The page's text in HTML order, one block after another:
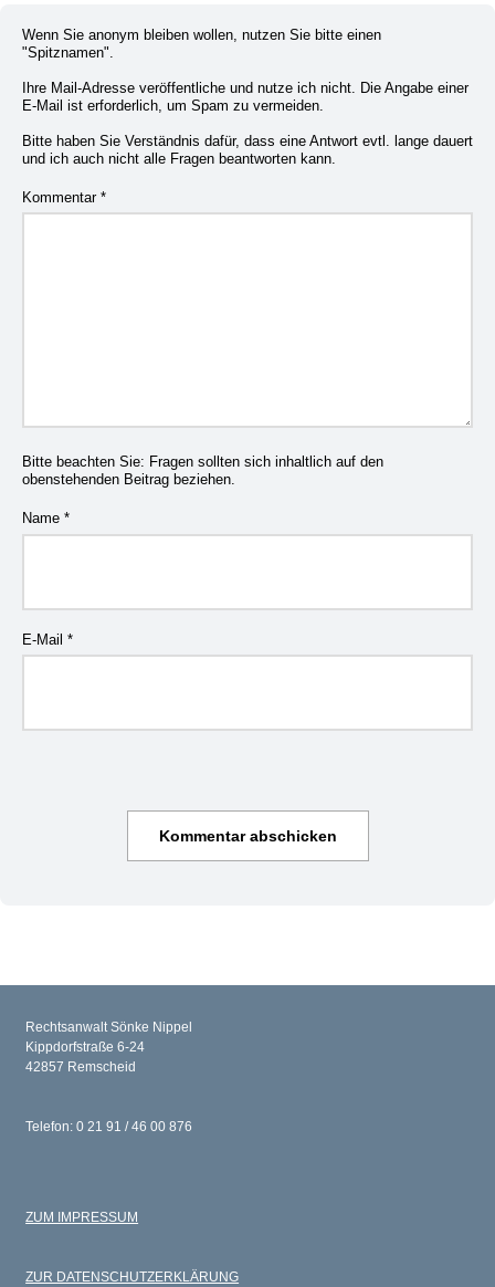
Wenn Sie anonym bleiben wollen, nutzen Sie bitte einen
"Spitznamen".
Ihre Mail-Adresse veröffentliche und nutze ich nicht. Die Angabe einer
E-Mail ist erforderlich, um Spam zu vermeiden.
Bitte haben Sie Verständnis dafür, dass eine Antwort evtl. lange dauert
und ich auch nicht alle Fragen beantworten kann.
Kommentar *
Bitte beachten Sie: Fragen sollten sich inhaltlich auf den
obenstehenden Beitrag beziehen.
Name *
E-Mail *
Rechtsanwalt Sönke Nippel
Kippdorfstraße 6-24
42857 Remscheid
Telefon: 0 21 91 / 46 00 876
ZUM IMPRESSUM
ZUR DATENSCHUTZERKLÄRUNG